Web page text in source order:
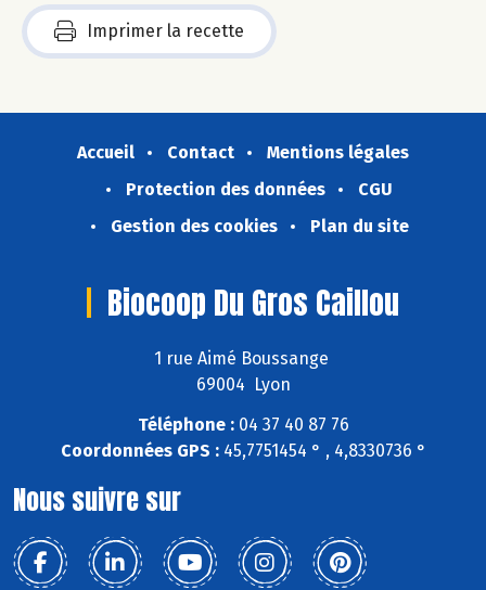
Imprimer la recette
Accueil Contact
Mentions légales
Protection des données
CGU
Gestion des cookies
Plan du site
Biocoop Du Gros Caillou
1 rue Aimé Boussange
69004 Lyon
Téléphone :04 37 40 87 76
Coordonnées GPS :45,7751454 ° , 4,8330736 °
Nous suivre sur